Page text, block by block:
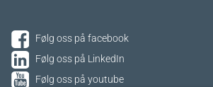
Følg oss på facebook
Følg oss på LinkedIn
Følg oss på youtube